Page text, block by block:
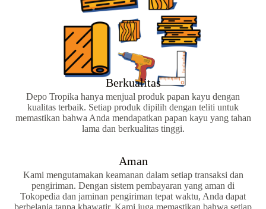
Berkualitas
Depo Tropika hanya menjual produk papan kayu dengan
kualitas terbaik. Setiap produk dipilih dengan teliti untuk
memastikan bahwa Anda mendapatkan papan kayu yang tahan
lama dan berkualitas tinggi.
Aman
Kami mengutamakan keamanan dalam setiap transaksi dan
pengiriman. Dengan sistem pembayaran yang aman di
Tokopedia dan jaminan pengiriman tepat waktu, Anda dapat
berbelanja tanpa khawatir. Kami juga memastikan bahwa setiap